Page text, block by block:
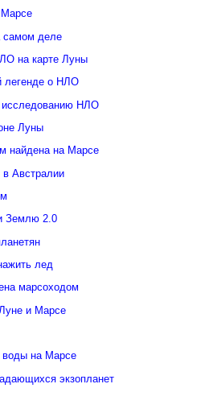
Марсе
самом деле
на карте Луны
легенде о НЛО
исследованию НЛО
Луны
найдена на Марсе
Австралии
Землю 2.0
лед
марсоходом
и Марсе
воды на Марсе
экзопланет